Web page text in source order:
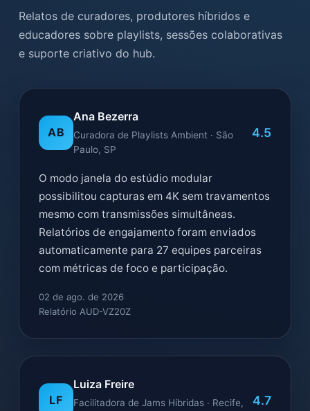
Relatos de curadores, produtores híbridos e
educadores sobre playlists, sessões colaborativas
e suporte criativo do hub.
AB
Ana Bezerra
Curadora de Playlists Ambient · São
Paulo, SP
4.5
O modo janela do estúdio modular
possibilitou capturas em 4K sem travamentos
mesmo com transmissões simultâneas.
Relatórios de engajamento foram enviados
automaticamente para 27 equipes parceiras
com métricas de foco e participação.
02 de ago. de 2026
Relatório AUD-VZ20Z
LF
Luiza Freire
Facilitadora de Jams Híbridas · Recife,
4.7